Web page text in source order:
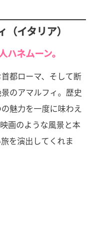
イタリア）
ネムーン。
都ローマ、そして断
のアマルフィ。歴史
魅力を一度に味わえ
画のような風景と本
を演出してくれま